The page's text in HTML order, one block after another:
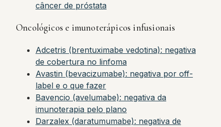
câncer de próstata
Oncológicos e imunoterápicos infusionais
Adcetris (brentuximabe vedotina): negativa
de cobertura no linfoma
Avastin (bevacizumabe): negativa por off-
label e o que fazer
Bavencio (avelumabe): negativa da
imunoterapia pelo plano
Darzalex (daratumumabe): negativa de